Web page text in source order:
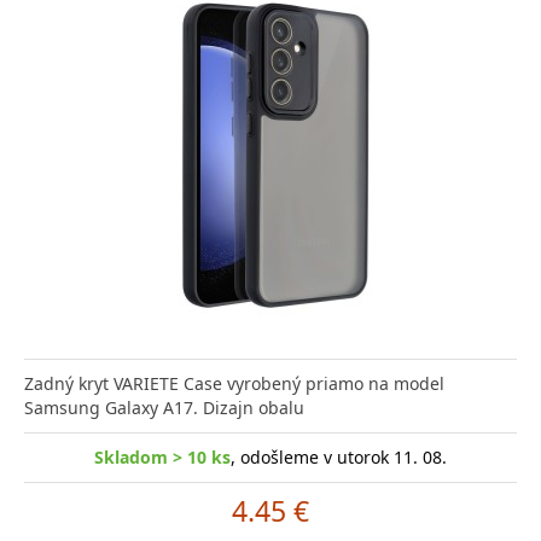
Zadný kryt VARIETE Case vyrobený priamo na model
Samsung Galaxy A17. Dizajn obalu
Skladom > 10 ks, odošleme v utorok 11. 08.
4.45 €